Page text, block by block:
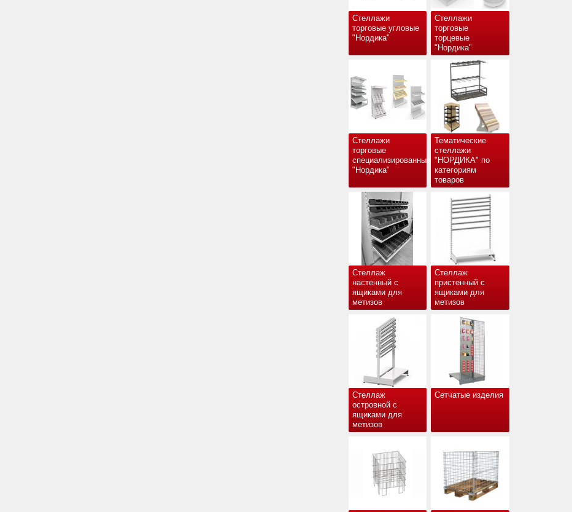
Стеллажи
торговые угловые
"Нордика"
Стеллажи
торговые
торцевые
"Нордика"
Стеллажи
торговые
специализированные
"Нордика"
Тематические
стеллажи
"НОРДИКА" по
категориям
товаров
Стеллаж
настенный с
ящиками для
метизов
Стеллаж
пристенный с
ящиками для
метизов
Стеллаж
островной с
ящиками для
метизов
Сетчатые изделия